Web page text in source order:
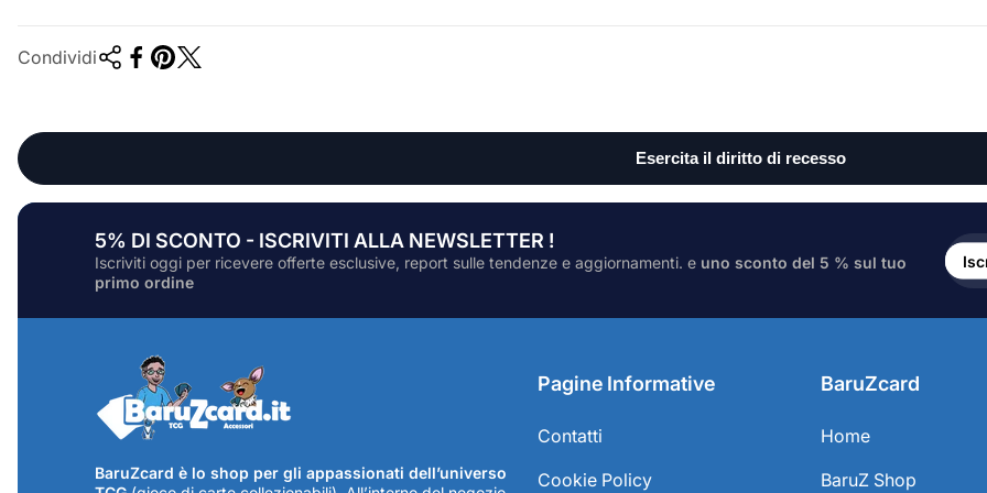
Condividi
5% DI SCONTO - ISCRIVITI ALLA NEWSLETTER !
Iscriviti oggi per ricevere offerte esclusive, report sulle tendenze e aggiornamenti. e uno sconto del 5 % sul tuo
primo ordine
e-
BaruZcard è lo shop per gli appassionati dell’universo
Pagine Informative
Contatti
Cookie Policy
BaruZcard
Home
BaruZ Shop